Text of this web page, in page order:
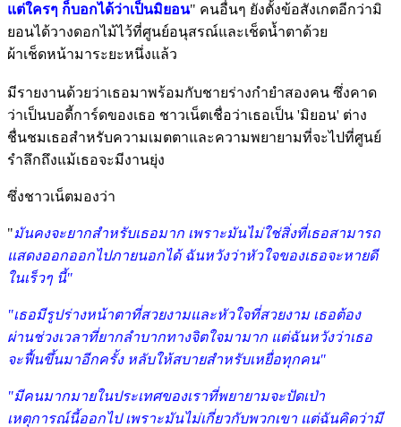
แต่ใครๆ ก็บอกได้ว่าเป็นมิยอน" คนอื่นๆ ยังตั้งข้อสังเกตอีกว่ามิ
ยอนได้วางดอกไม้ไว้ที่ศูนย์อนุสรณ์และเช็ดน้ำตาด้วย
ผ้าเช็ดหน้ามาระยะหนึ่งแล้ว
มีรายงานด้วยว่าเธอมาพร้อมกับชายร่างกำยำสองคน ซึ่งคาด
ว่าเป็นบอดี้การ์ดของเธอ ชาวเน็ตเชื่อว่าเธอเป็น 'มิยอน' ต่าง
ชื่นชมเธอสำหรับความเมตตาและความพยายามที่จะไปที่ศูนย์
รำลึกถึงแม้เธอจะมีงานยุ่ง
ซึ่งชาวเน็ตมองว่า
"มันคงจะยากสำหรับเธอมาก เพราะมันไม่ใช่สิ่งที่เธอสามารถ
แสดงออกออกไปภายนอกได้ ฉันหวังว่าหัวใจของเธอจะหายดี
ในเร็วๆ นี้"
"เธอมีรูปร่างหน้าตาที่สวยงามและหัวใจที่สวยงาม เธอต้อง
ผ่านช่วงเวลาที่ยากลำบากทางจิตใจมามาก แต่ฉันหวังว่าเธอ
จะฟื้นขึ้นมาอีกครั้ง หลับให้สบายสำหรับเหยื่อทุกคน"
"มีคนมากมายในประเทศของเราที่พยายามจะปัดเป่า
เหตุการณ์นี้ออกไป เพราะมันไม่เกี่ยวกับพวกเขา แต่ฉันคิดว่ามี